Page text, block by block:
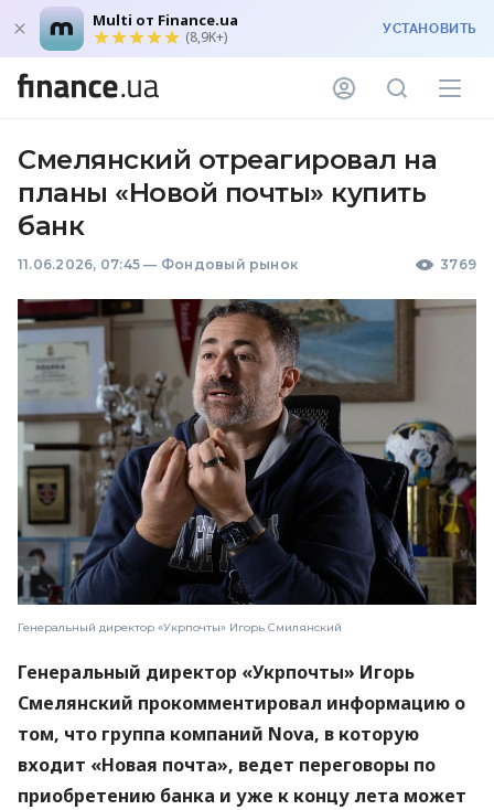
Multi от Finance.ua
(8,9K+) УСТАНОВИТЬ
Смелянский отреагировал на
планы «Новой почты» купить
банк
11.06.2026, 07:45 — Фондовый рынок 3769
Генеральный директор «Укрпочты» Игорь Смилянский
Генеральный директор «Укрпочты» Игорь
Смелянский прокомментировал информацию о
том, что группа компаний Nova, в которую
входит «Новая почта», ведет переговоры по
приобретению банка и уже к концу лета может